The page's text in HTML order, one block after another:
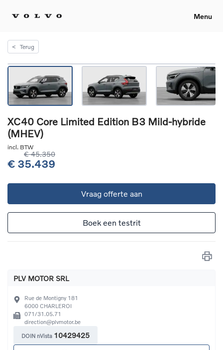
Menu
< Terug
XC40 Core Limited Edition B3 Mild-hybride
(MHEV)
incl. BTW
€ 45.350
€ 35.439
Vraag offerte aan
Boek een testrit
PLV MOTOR SRL
Rue de Montigny 181
6000 CHARLEROI
071/31.05.71
direction@plvmotor.be
DOIN nVista 10429425